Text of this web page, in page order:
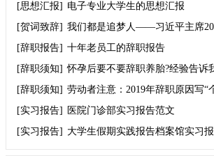
[思想汇报] 电子专业大学生的思想汇报
[贺词致辞] 我们都是追梦人——习近平主席
录
[辞职报告] 十年老员工的辞职报告
[辞职须知] 怀孕后要不要辞职养胎?经验告诉
[辞职须知] 劳动者注意：2019年辞职原因写“
到！
[实习报告]
医院门诊部实习报告范文
[实习报告] 大学生假期实践报告档案馆实习